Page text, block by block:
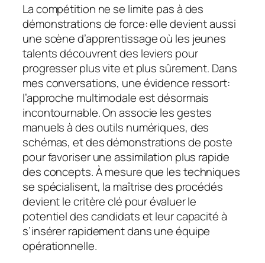
La compétition ne se limite pas à des
démonstrations de force: elle devient aussi
une scène d’apprentissage où les jeunes
talents découvrent des leviers pour
progresser plus vite et plus sûrement. Dans
mes conversations, une évidence ressort:
l’approche multimodale est désormais
incontournable. On associe les gestes
manuels à des outils numériques, des
schémas, et des démonstrations de poste
pour favoriser une assimilation plus rapide
des concepts. À mesure que les techniques
se spécialisent, la maîtrise des procédés
devient le critère clé pour évaluer le
potentiel des candidats et leur capacité à
s’insérer rapidement dans une équipe
opérationnelle.